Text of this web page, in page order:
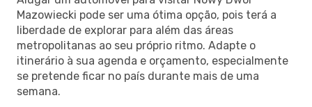
Mazowiecki pode ser uma ótima opção, pois terá a
liberdade de explorar para além das áreas
metropolitanas ao seu próprio ritmo. Adapte o
itinerário à sua agenda e orçamento, especialmente
se pretende ficar no país durante mais de uma
semana.